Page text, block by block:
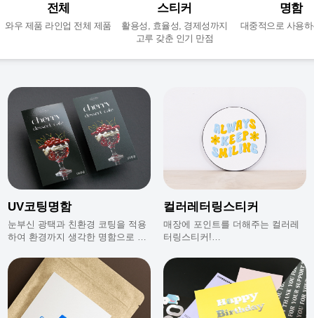
전체
와우 제품 라인업 전체 제품
스티커
활용성, 효율성, 경제성까지
고루 갖춘 인기 만점
명함
대중적으로 사용
UV코팅명함
눈부신 광택과 친환경 코팅을 적용
하여 환경까지 생각한 명함으로 스
에 간지가 삽입되어 있어요.
※ UV코팅명함은 인쇄도수와 상관없이
앞/뒷면 동일한 코팅으로 가공되며 앞/뒷
면 코팅을 다르게 하고 싶은 고객님은 반
드시 작업메모에 메모를 남겨주세요.
컬러레터링스티커
매장에 포인트를 더해주는 컬러레
터링스티커!
를 완성해 보세요:)